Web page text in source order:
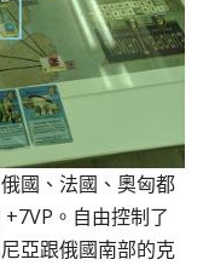
國、法國、奧匈都
。自由控制了
亞跟俄國南部的克